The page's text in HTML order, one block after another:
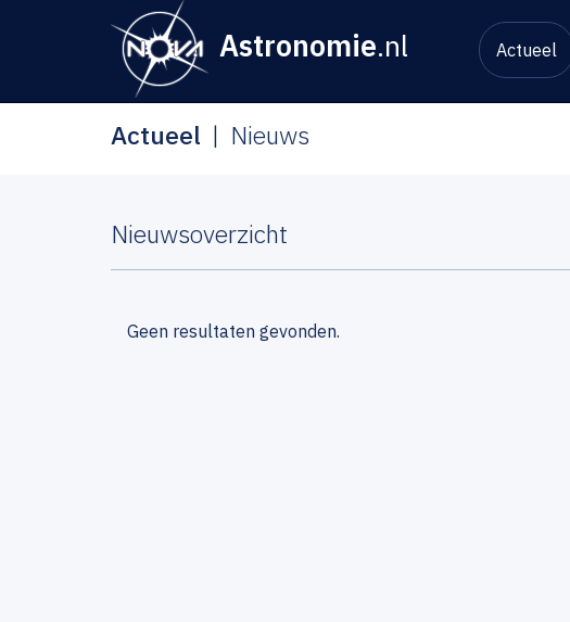
Astronomie.nl Actueel
Actueel Nieuws
Nieuwsoverzicht
Geen resultaten gevonden.